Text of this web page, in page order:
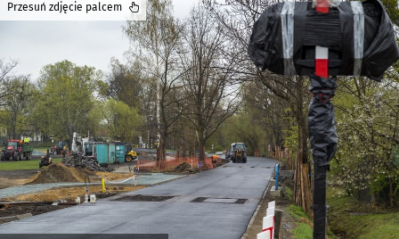
Przesuń zdjęcie palcem